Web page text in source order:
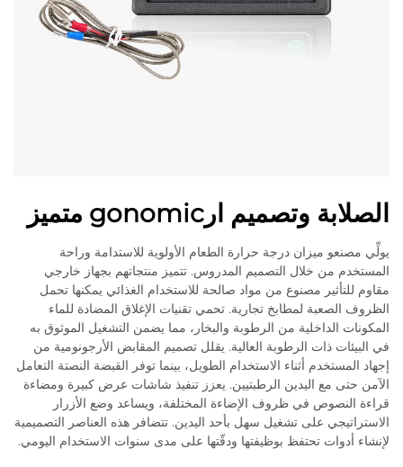
الصلابة وتصميم ارgonomic متميز
يولِّي مصنعو ميزان درجة حرارة الطعام الأولوية للاستدامة وراحة
المستخدم من خلال التصميم المدروس. تتميز منتجاتهم بجهاز خارجي
مقاوم للتأثير مصنوع من مواد صالحة للاستخدام الغذائي يمكنها تحمل
الظروف الصعبة لمطابخ تجارية. تحمي تقنيات الإغلاق المضادة للماء
المكونات الداخلية من الرطوبة والبخار، مما يضمن التشغيل الموثوق به
في البيئات ذات الرطوبة العالية. يقلل تصميم المقابض الأرجونومية من
إجهاد المستخدم أثناء الاستخدام الطويل، بينما توفر القبضة النصتة التعامل
الآمن حتى مع اليدين الرطبتيين. يعزز تنفيذ شاشات عرض كبيرة ومضاءة
قراءة النصوص في ظروف الإضاءة المختلفة، ويساعد وضع الأزرار
الاستراتيجي على تشغيل سهل بأحد اليدين. تتضافر هذه العناصر التصميمية
لإنشاء أدوات تحتفظ بوظيفتها ودقّتها على مدى سنوات الاستخدام اليومي.